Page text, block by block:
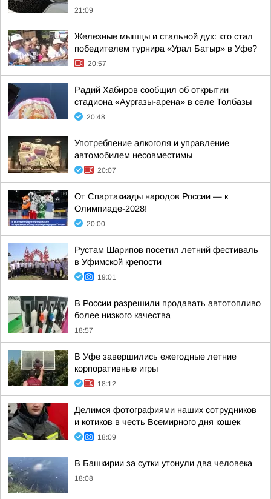
21:09
Железные мышцы и стальной дух: кто стал
победителем турнира «Урал Батыр» в Уфе?
20:57
Радий Хабиров сообщил об открытии
стадиона «Аургазы-арена» в селе Толбазы
20:48
Употребление алкоголя и управление
автомобилем несовместимы
20:07
От Спартакиады народов России — к
Олимпиаде-2028!
20:00
Рустам Шарипов посетил летний фестиваль
в Уфимской крепости
19:01
В России разрешили продавать автотопливо
более низкого качества
18:57
В Уфе завершились ежегодные летние
корпоративные игры
18:12
Делимся фотографиями наших сотрудников
и котиков в честь Всемирного дня кошек
18:09
В Башкирии за сутки утонули два человека
18:08